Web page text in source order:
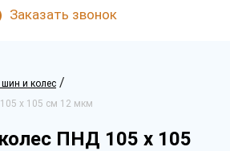
Заказать звонок
и колес /
х 105 см 12 мкм
ПНД 105 х 105